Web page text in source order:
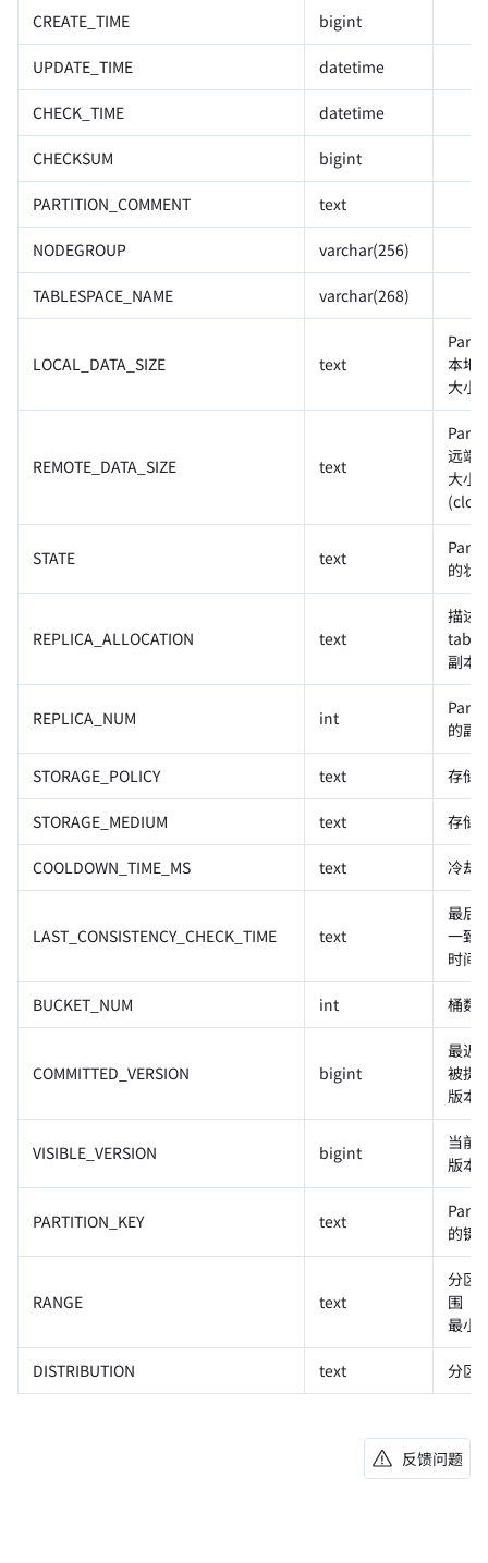
CREATE_TIME bigint
UPDATE_TIME datetime
CHECK_TIME datetime
CHECKSUM bigint
PARTITION_COMMENT text
NODEGROUP varchar(256)
TABLESPACE_NAME varchar(268)
LOCAL_DATA_SIZE text
本地
大小
REMOTE_DATA_SIZE text
远端
大小
STATE text
的状
REPLICA_ALLOCATION text
描述
副本
REPLICA_NUM int
的副
STORAGE_POLICY text 存储
STORAGE_MEDIUM text 存储
COOLDOWN_TIME_MS text 冷却
LAST_CONSISTENCY_CHECK_TIME text
最后
一致
时间
BUCKET_NUM int 桶数
COMMITTED_VERSION bigint
最近
被提
版本
VISIBLE_VERSION bigint
当前
版本
PARTITION_KEY text
的键
RANGE text
分区
围（
最小
DISTRIBUTION text 分区
反馈问题